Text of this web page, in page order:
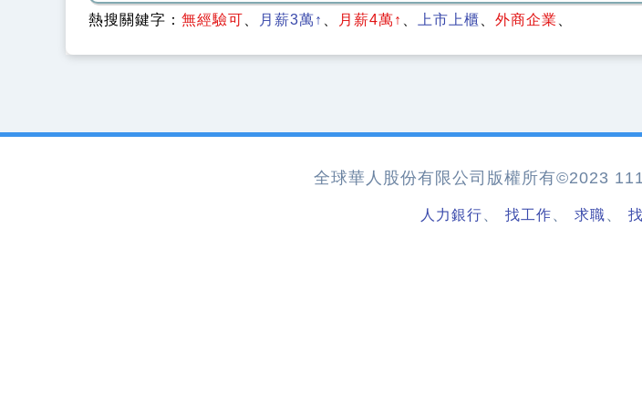
熱搜關鍵字： 無經驗可 月薪3萬↑ 月薪4萬↑ 上市上櫃 外商企業
全球華人股份有限公司版權所有©2023
人力銀行、 找工作、 求職、